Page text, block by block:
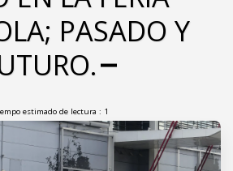
PASADO Y
estimado de lectura : 1